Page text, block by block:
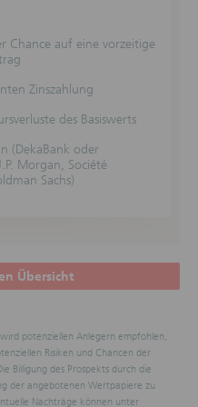
übernimmt keine
der Webseiten
ersetzen keine
oder
darin enthaltenen
Grundlage für
Verpflichtungen.
zustande. Die
nicht zu sonstigen
gegenüber dem
gilt nicht für die
Chance auf eine vorzeitige
Zinszahlung
des Basiswerts
(DekaBank oder
Morgan, Société
Sachs)
Übersicht
potenziellen Anlegern empfohlen,
Risiken und Chancen der
Billigung des Prospekts durch die
der angebotenen Wertpapiere zu
Nachträge können unter